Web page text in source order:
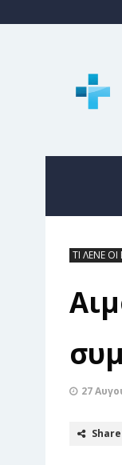
ΤΙ ΛΕΝΕ ΟΙ
27
Share